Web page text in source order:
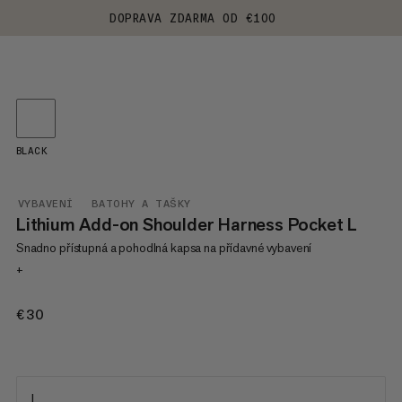
DOPRAVA ZDARMA OD €100
VYBAVENÍ BATOHY A TAŠKY
Lithium Add-on Shoulder Harness Pocket L
Snadno přístupná a pohodlná kapsa na přídavné vybavení
+
€30
BLACK